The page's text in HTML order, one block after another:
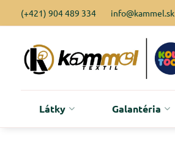
(+421) 904 489 334 info@kammel.sk
Látky Galantéria